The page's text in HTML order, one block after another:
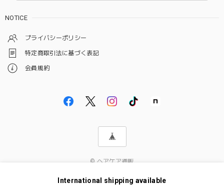
NOTICE
プライバシーポリシー
特定商取引法に基づく表記
会員規約
© ヘアケア通販
International shipping available